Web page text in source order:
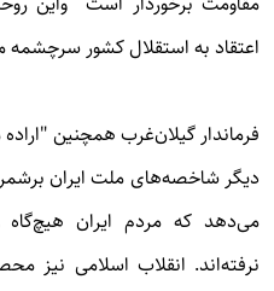
اعتقاد به استقلال کشور سرچشمه
فرماندار گیلان‌غرب همچنین
دیگر شاخصه‌های ملت ایران
می‌دهد که مردم ایران
نرفته‌اند. انقلاب اسلامی نیز